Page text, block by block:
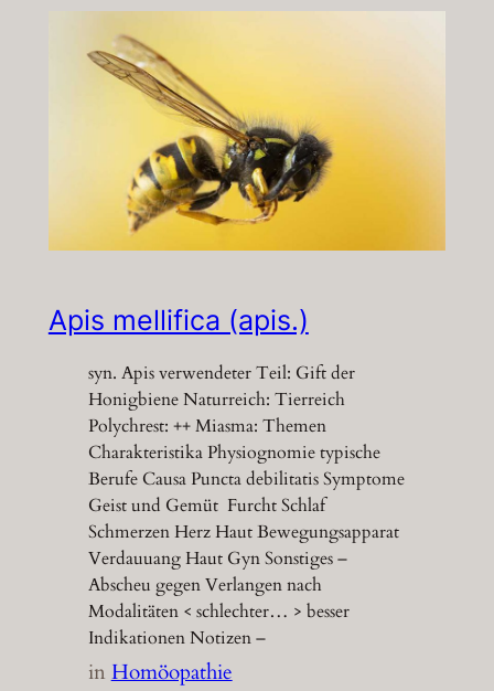
Apis mellifica (apis.)
syn. Apis verwendeter Teil: Gift der
Honigbiene Naturreich: Tierreich
Polychrest: ++ Miasma: Themen
Charakteristika Physiognomie typische
Berufe Causa Puncta debilitatis Symptome
Geist und Gemüt Furcht Schlaf
Schmerzen Herz Haut Bewegungsapparat
Verdauuang Haut Gyn Sonstiges –
Abscheu gegen Verlangen nach
Modalitäten < schlechter… > besser
Indikationen Notizen –
inHomöopathie